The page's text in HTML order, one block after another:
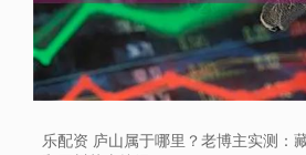
乐配资 庐山属于哪里？老博主实测：